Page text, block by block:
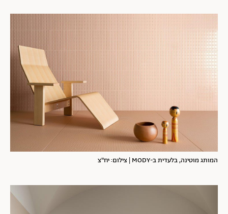
המותג מוטינה, בלעדית ב-MODY | צילום: יח"צ